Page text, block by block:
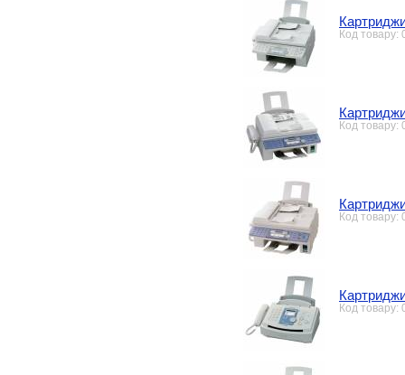
Код товару:
Код товару:
Код товару:
Код товару: